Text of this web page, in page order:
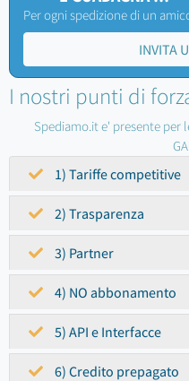
Per ogni spedizione di un
INVITA
I nostri punti di
Spediamo.it e' presente per
1) Tariffe competitive
2) Trasparenza
3) Partner
4) NO abbonamento
5) API e Interfacce
6) Credito prepagato